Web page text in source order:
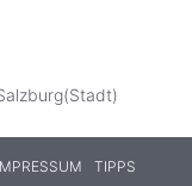
TIPPS